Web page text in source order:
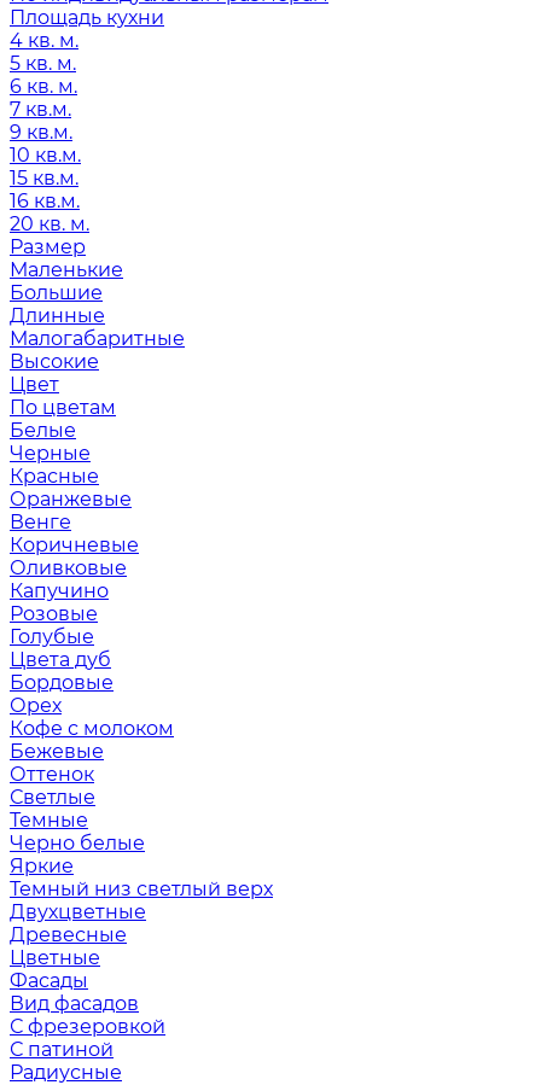
Площадь кухни
4 кв. м.
5 кв. м.
6 кв. м.
7 кв.м.
9 кв.м.
10 кв.м.
15 кв.м.
16 кв.м.
20 кв. м.
Размер
Маленькие
Большие
Длинные
Малогабаритные
Высокие
Цвет
По цветам
Белые
Черные
Красные
Оранжевые
Венге
Коричневые
Оливковые
Капучино
Розовые
Голубые
Цвета дуб
Бордовые
Орех
Кофе с молоком
Бежевые
Оттенок
Светлые
Темные
Черно белые
Яркие
Темный низ светлый верх
Двухцветные
Древесные
Цветные
Фасады
Вид фасадов
С фрезеровкой
С патиной
Радиусные